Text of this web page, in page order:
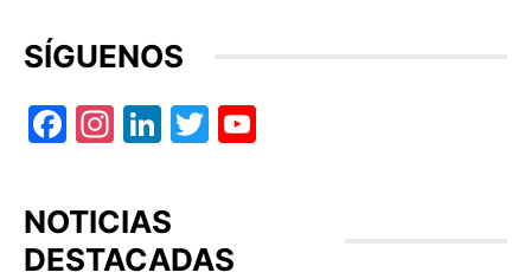
SÍGUENOS
Facebook
Instagram
LinkedIn
Twitter
NOTICIAS
DESTACADAS